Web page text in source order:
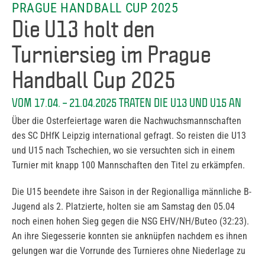
PRAGUE HANDBALL CUP 2025
Die U13 holt den
Turniersieg im Prague
Handball Cup 2025
VOM 17.04. – 21.04.2025 TRATEN DIE U13 UND U15 AN
Über die Osterfeiertage waren die Nachwuchsmannschaften
des SC DHfK Leipzig international gefragt. So reisten die U13
und U15 nach Tschechien, wo sie versuchten sich in einem
Turnier mit knapp 100 Mannschaften den Titel zu erkämpfen.
Die U15 beendete ihre Saison in der Regionalliga männliche B-
Jugend als 2. Platzierte, holten sie am Samstag den 05.04
noch einen hohen Sieg gegen die NSG EHV/NH/Buteo (32:23).
An ihre Siegesserie konnten sie anknüpfen nachdem es ihnen
gelungen war die Vorrunde des Turnieres ohne Niederlage zu